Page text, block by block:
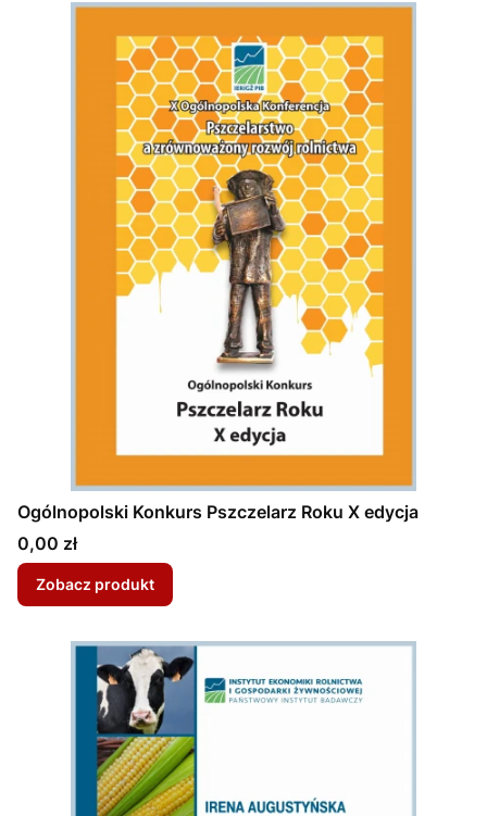
Ogólnopolski Konkurs Pszczelarz Roku X edycja
Cena
0,00 zł
Zobacz produkt